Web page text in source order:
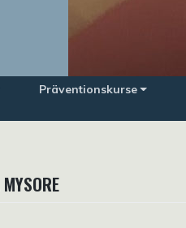
Präventionskurse